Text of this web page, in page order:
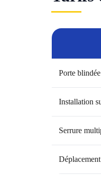
Porte
Installation
Serrure